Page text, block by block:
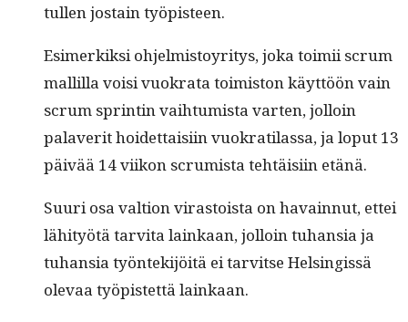
tullen jostain työpisteen.
Esimerkik­si ohjelmis­toyri­tys, joka toimii scrum
mallil­la voisi vuokra­ta toimis­ton käyt­töön vain
scrum sprint­in vai­h­tu­mista varten, jol­loin
palaver­it hoidet­taisi­in vuokrati­las­sa, ja lop­ut 13
päivää 14 viikon scru­mista tehtäisi­in etänä.
Suuri osa val­tion viras­toista on havain­nut, ettei
lähi­työtä tarvi­ta lainkaan, jol­loin tuhan­sia ja
tuhan­sia työn­tek­i­jöitä ei tarvitse Helsingis­sä
ole­vaa työpis­tet­tä lainkaan.